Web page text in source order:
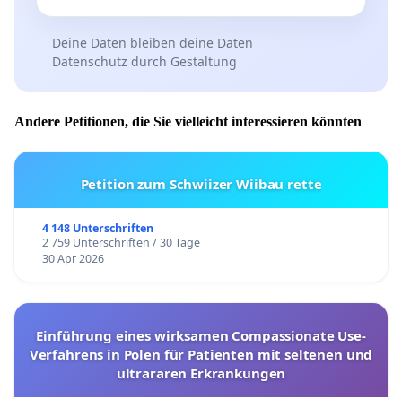
Deine Daten bleiben deine Daten
Datenschutz durch Gestaltung
Andere Petitionen, die Sie vielleicht interessieren könnten
Petition zum Schwiizer Wiibau rette
4 148 Unterschriften
2 759 Unterschriften / 30 Tage
30 Apr 2026
Einführung eines wirksamen Compassionate Use-
Verfahrens in Polen für Patienten mit seltenen und
ultrararen Erkrankungen